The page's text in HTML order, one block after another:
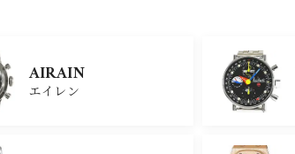
ユリスナルダン
AIRAIN
エイレン